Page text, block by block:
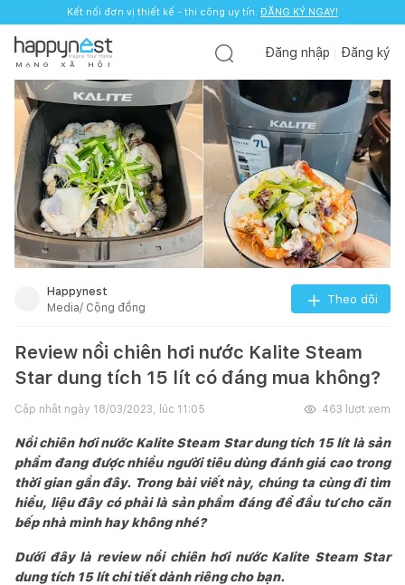
Kết nối đơn vị thiết kế - thi công uy tín. ĐĂNG KÝ NGAY!
M Ạ N G X Ã H Ộ I
Đăng nhập Đăng ký
Happynest
Media/ Cộng đồng
Theo dõi
Review nồi chiên hơi nước Kalite Steam
Star dung tích 15 lít có đáng mua không?
Cập nhật ngày 18/03/2023, lúc 11:05 463 lượt xem
Nồi chiên hơi nước Kalite Steam Star dung tích 15 lít là sản
phẩm đang được nhiều người tiêu dùng đánh giá cao trong
thời gian gần đây. Trong bài viết này, chúng ta cùng đi tìm
hiểu, liệu đây có phải là sản phẩm đáng để đầu tư cho căn
bếp nhà mình hay không nhé?
Dưới đây là review nồi chiên hơi nước Kalite Steam Star
dung tích 15 lít chi tiết dành riêng cho bạn.